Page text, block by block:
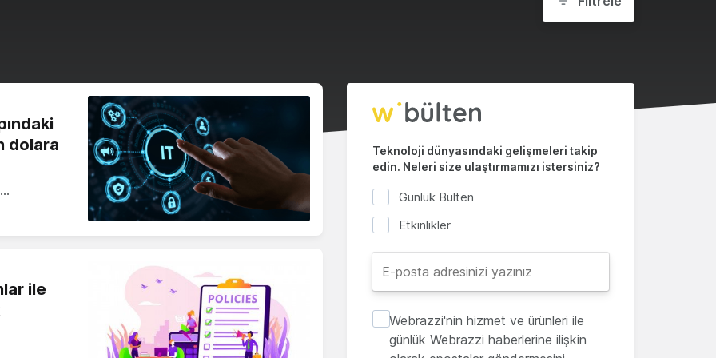
dolara
ile
Teknoloji dünyasındaki gelişmeleri takip
edin. Neleri size ulaştırmamızı istersiniz?
Günlük Bülten
Etkinlikler
Webrazzi'nin hizmet ve ürünleri ile
günlük Webrazzi haberlerine ilişkin